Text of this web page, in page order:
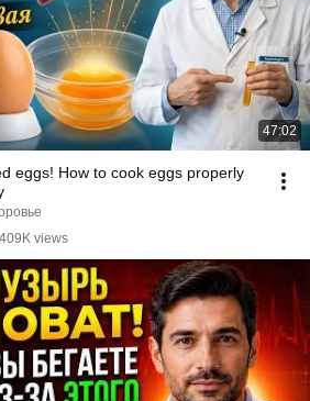
47:02
eggs! How to cook eggs properly
409K views